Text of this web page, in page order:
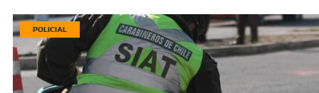
POLICIAL